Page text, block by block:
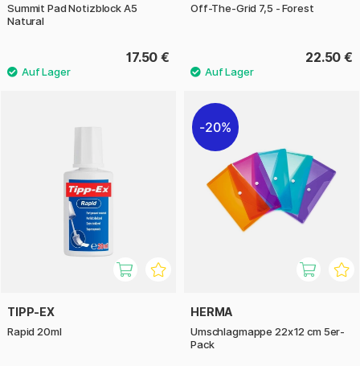
Summit Pad Notizblock A5
Natural
17.50 €
Off-The-Grid 7,5 - Forest
22.50 €
TIPP-EX
Rapid 20ml
20%
HERMA
Umschlagmappe 22x12 cm 5er-
Pack